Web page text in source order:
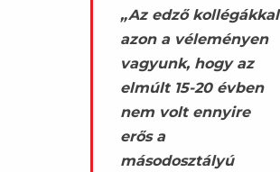
„Az edző kollégákkal
azon a véleményen
vagyunk, hogy az
elmúlt 15-20 évben
nem volt ennyire
erős a
másodosztályú